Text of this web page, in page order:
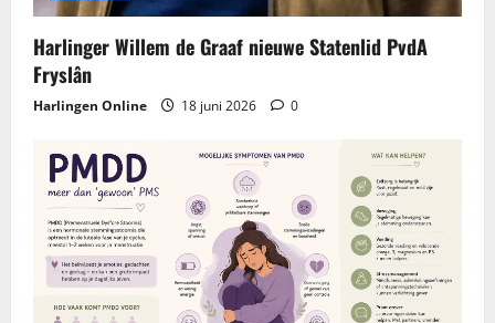
Harlinger Willem de Graaf nieuwe Statenlid PvdA
Fryslân
Harlingen Online 18 juni 2026 0